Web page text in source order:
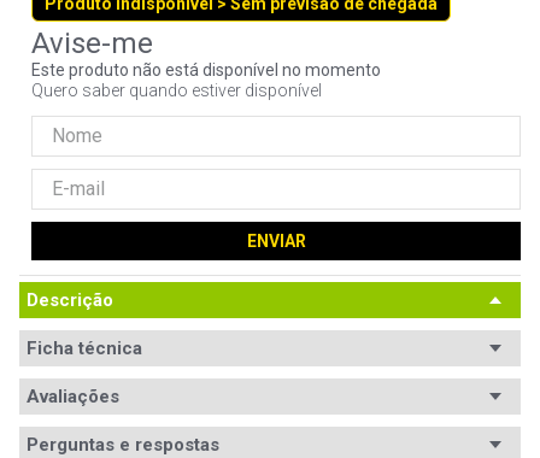
Este produto não está disponível no momento
Quero saber quando estiver disponível
ENVIAR
Descrição
Ficha técnica
Segmento
Padrão DDR4
Avaliações
Perguntas e respostas
9º
controle
10º hd